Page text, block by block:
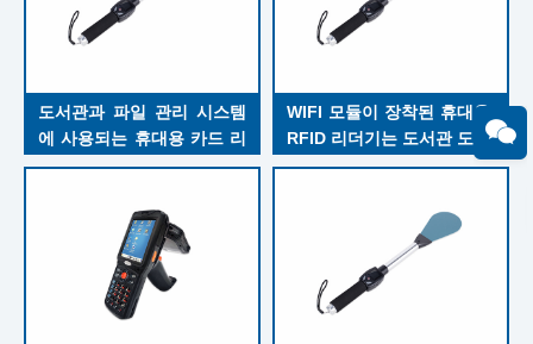
도서관과 파일 관리 시스템
에 사용되는 휴대용 카드 리
더기
WIFI 모듈이 장착된 휴대용
RFID 리더기는 도서관 도서
관리에서 13.56Mhz 작동